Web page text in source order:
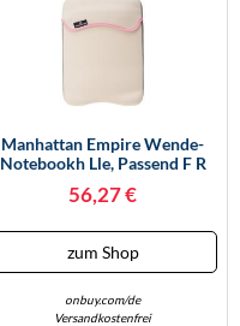
Manhattan Empire Wende-
Notebookh Lle, Passend F R
Bis 10 Zoll, Lila/Creme
56,27 €
zum Shop
onbuy.com/de
Versandkostenfrei